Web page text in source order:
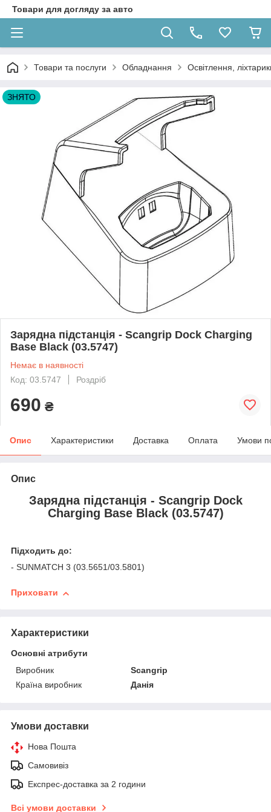
Товари для догляду за авто
Товари та послуги Обладнання Освітлення,
ЗНЯТО
Зарядна підстанція - Scangrip Dock Charging
Base Black (03.5747)
Немає в наявності
Код: 03.5747
Роздріб
690 ₴
Опис Характеристики Доставка Оплата Умови
Опис
Зарядна підстанція - Scangrip Dock
Charging Base Black (03.5747)
Підходить до:
- SUNMATCH 3 (03.5651/03.5801)
Приховати
Характеристики
Основні атрибути
Виробник
Scangrip
Країна виробник
Данія
Умови доставки
Нова Пошта
Самовивіз
Експрес-доставка за 2 години
Всі умови доставки